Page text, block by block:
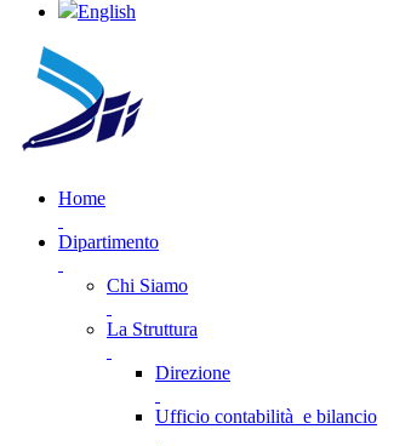
English
Home
Dipartimento
Chi Siamo
La Struttura
Direzione
Ufficio contabilità e bilancio